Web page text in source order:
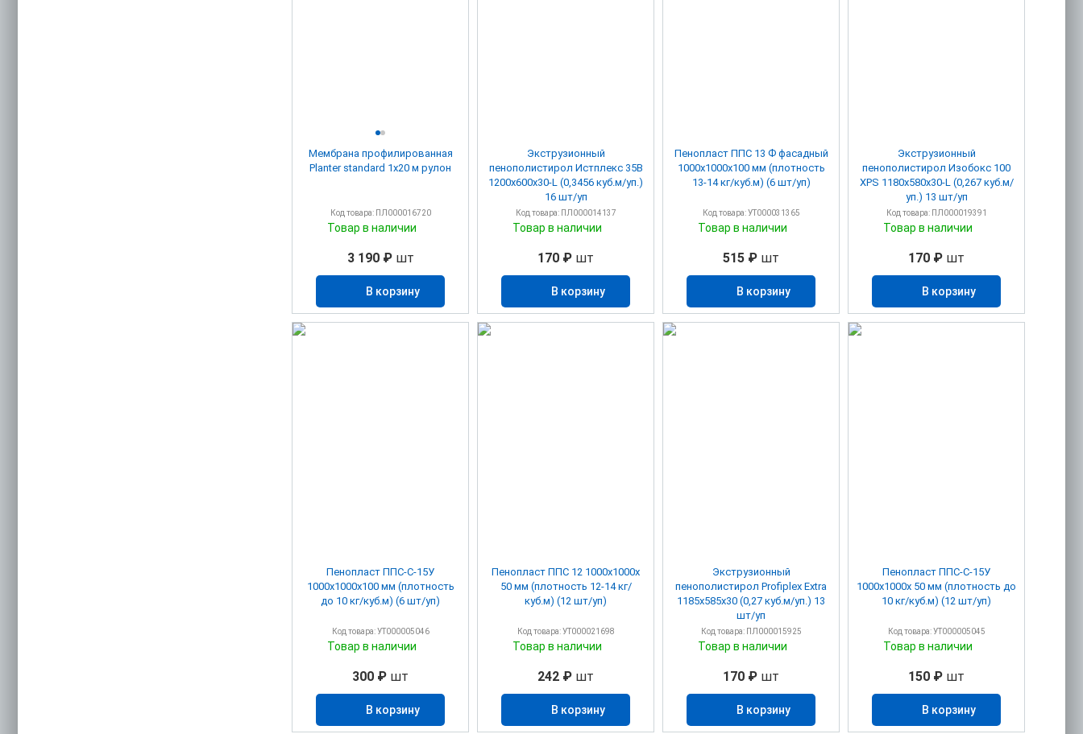
Мембрана профилированная
Planter standard 1х20 м рулон
Код товара: ПЛ000016720
Товар в наличии
3 190 ₽шт
В корзину
Экструзионный
пенополистирол Истплекс 35В
1200х600х30-L (0,3456 куб.м/уп.)
16 шт/уп
Код товара: ПЛ000014137
Товар в наличии
170 ₽ шт
В корзину
Пенопласт ППС 13 Ф фасадный
1000х1000х100 мм (плотность
13-14 кг/куб.м) (6 шт/уп)
Код товара: УТ000031365
Товар в наличии
515 ₽ шт
В корзину
Экструзионный
пенополистирол Изобокс 100
XPS 1180х580х30-L (0,267 куб.м/
уп.) 13 шт/уп
Код товара: ПЛ000019391
Товар в наличии
170 ₽ шт
В корзину
Пенопласт ППС-С-15У
1000х1000х100 мм (плотность
до 10 кг/куб.м) (6 шт/уп)
Код товара: УТ000005046
Товар в наличии
300 ₽ шт
В корзину
Пенопласт ППС 12 1000х1000х
50 мм (плотность 12-14 кг/
куб.м) (12 шт/уп)
Код товара: УТ000021698
Товар в наличии
242 ₽ шт
В корзину
Экструзионный
пенополистирол Profiplex Extra
1185х585х30 (0,27 куб.м/уп.) 13
шт/уп
Код товара: ПЛ000015925
Товар в наличии
170 ₽ шт
В корзину
Пенопласт ППС-С-15У
1000х1000х 50 мм (плотность до
10 кг/куб.м) (12 шт/уп)
Код товара: УТ000005045
Товар в наличии
150 ₽ шт
В корзину